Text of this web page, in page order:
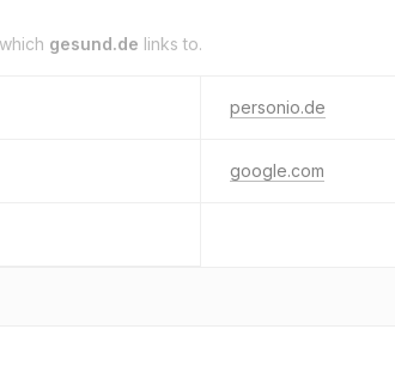
which gesund.de links to.
personio.de
google.com